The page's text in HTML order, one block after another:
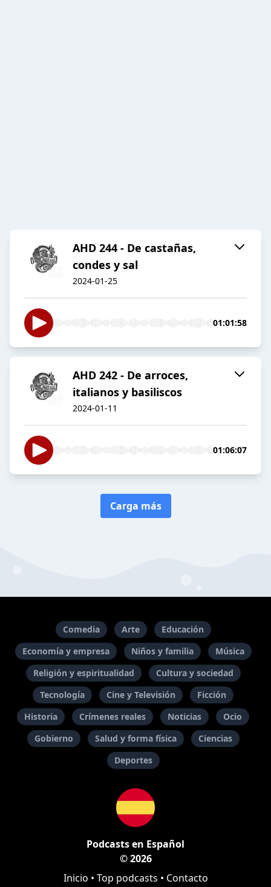
AHD 244 - De castañas,
condes y sal
2024-01-25
01:01:58
AHD 242 - De arroces,
italianos y basiliscos
2024-01-11
01:06:07
Carga más
Comedia Arte
Educación
Economía y empresa
Niños y familia
Música
Religión y espiritualidad
Cultura y sociedad
Tecnología
Cine y Televisión
Ficción
Historia
Crímenes reales Noticias
Ocio
Gobierno
Salud y forma física
Ciencias
Deportes
Podcasts en Español
© 2026
Inicio • Top podcasts • Contacto